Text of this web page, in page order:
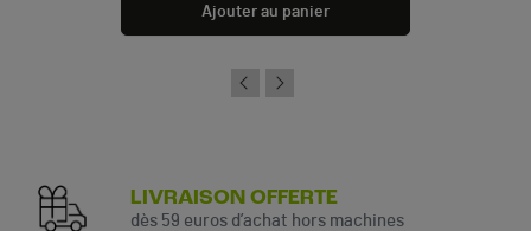
Ajouter au panier
LIVRAISON OFFERTE
dès 59 euros d’achat hors machines